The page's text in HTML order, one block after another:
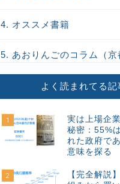
4. オススメ書籍
5. あおりんごのコラム（京
よく読まれてる記
1
実は上場企
秘密：55%
れた政府で
意味を探る
2
【完全解説